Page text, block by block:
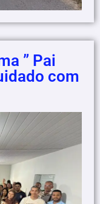
” Pai
com